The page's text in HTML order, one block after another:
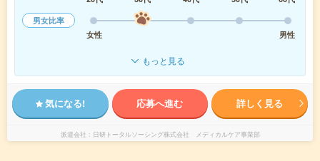
男女比率
女性
男性
もっと見る
気になる! 応募へ進む 詳しく見る
派遣会社 日研トータルソーシング株式会社 メディカルケア事業部